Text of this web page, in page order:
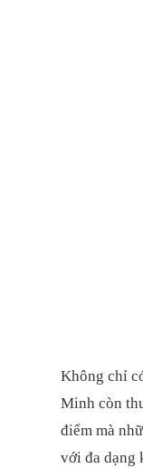
Không chỉ
Minh còn
điểm mà
với đa dạng